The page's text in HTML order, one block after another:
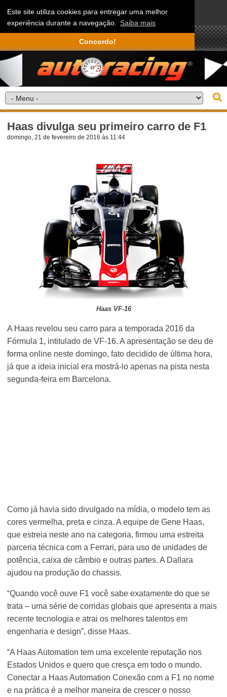
Este site utiliza cookies para entregar uma melhor
experiência durante a navegação. Saiba mais
Concordo!
Haas divulga seu primeiro carro de F1
domingo, 21 de fevereiro de 2016 às 11:44
Haas VF-16
A Haas revelou seu carro para a temporada 2016 da
Fórmula 1, intitulado de VF-16. A apresentação se deu de
forma online neste domingo, fato decidido de última hora,
já que a ideia inicial era mostrá-lo apenas na pista nesta
segunda-feira em Barcelona.
Como já havia sido divulgado na mídia, o modelo tem as
cores vermelha, preta e cinza. A equipe de Gene Haas,
que estreia neste ano na categoria, firmou uma estreita
parceria técnica com a Ferrari, para uso de unidades de
potência, caixa de câmbio e outras partes. A Dallara
ajudou na produção do chassis.
“Quando você ouve F1 você sabe exatamente do que se
trata – uma série de corridas globais que apresenta a mais
recente tecnologia e atrai os melhores talentos em
engenharia e design”, disse Haas.
“A Haas Automation tem uma excelente reputação nos
Estados Unidos e quero que cresça em todo o mundo.
Conectar a Haas Automation Conexão com a F1 no nome
e na prática é a melhor maneira de crescer o nosso